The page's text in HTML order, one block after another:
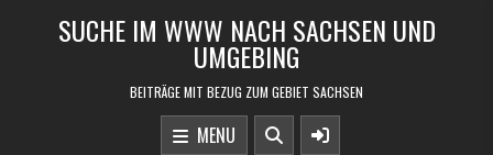
SUCHE IM WWW NACH SACHSEN UND
UMGEBING
BEITRÄGE MIT BEZUG ZUM GEBIET SACHSEN
MENU